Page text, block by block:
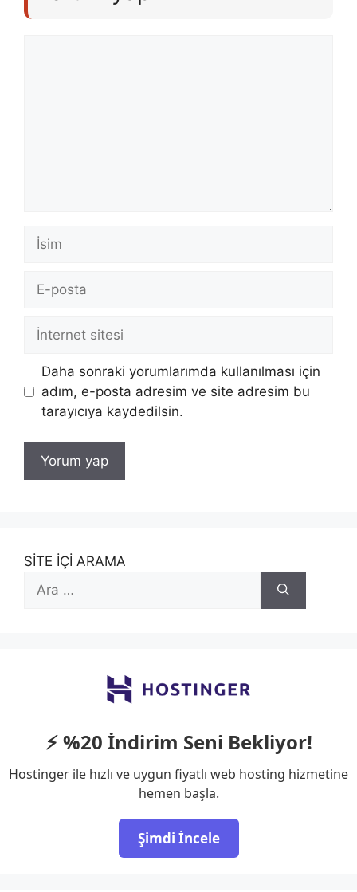
İsim
posta
İnternet
Daha sonraki yorumlarımda kullanılması için
adım, e-posta adresim ve site adresim bu
tarayıcıya kaydedilsin.
SİTE İÇİ ARAMA
ara
⚡ %20 İndirim Seni Bekliyor!
Hostinger ile hızlı ve uygun fiyatlı web hosting hizmetine
hemen başla.
Şimdi İncele